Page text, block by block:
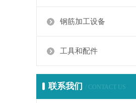
钢筋加工设备
工具和配件
联系我们 / CONTACT US